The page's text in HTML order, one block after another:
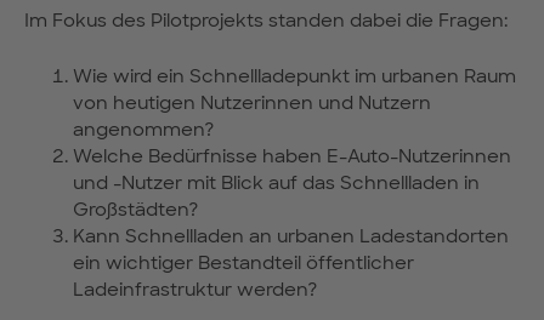
Im Fokus des Pilotprojekts standen dabei die Fragen:
Wie wird ein Schnellladepunkt im urbanen Raum
von heutigen Nutzerinnen und Nutzern
angenommen?
Welche Bedürfnisse haben E-Auto-Nutzerinnen
und -Nutzer mit Blick auf das Schnellladen in
Großstädten?
Kann Schnellladen an urbanen Ladestandorten
ein wichtiger Bestandteil öffentlicher
Ladeinfrastruktur werden?